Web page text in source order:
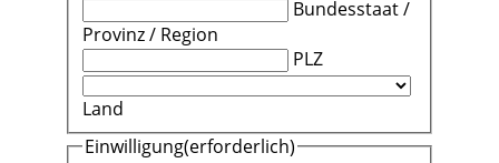
Bundesstaat /
Provinz / Region
PLZ
Land
Einwilligung(erforderlich)